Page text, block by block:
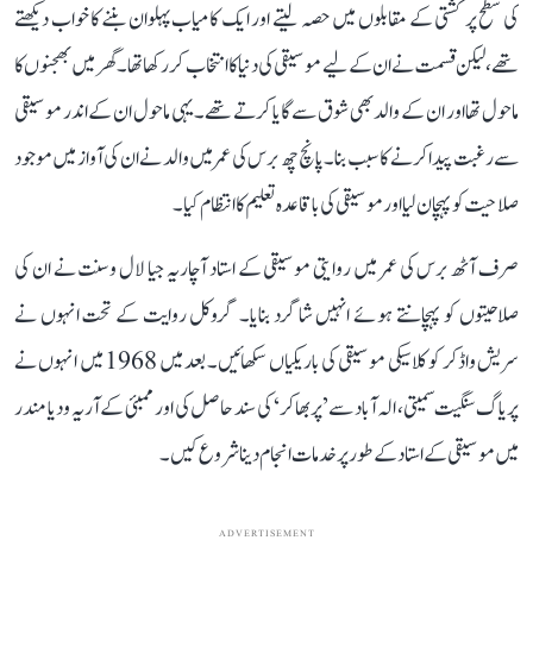
کی سطح پر کشتی کے مقابلوں میں حصہ لیتے اور ایک کامیاب پہلوان بننے کا خواب دیکھتے
تھے، لیکن قسمت نے ان کے لیے موسیقی کی دنیا کا انتخاب کر رکھا تھا۔ گھر میں بھجنوں کا
ماحول تھا اور ان کے والد بھی شوق سے گایا کرتے تھے۔ یہی ماحول ان کے اندر موسیقی
سے رغبت پیدا کرنے کا سبب بنا۔ پانچ چھ برس کی عمر میں والد نے ان کی آواز میں موجود
صلاحیت کو پہچان لیا اور موسیقی کی باقاعدہ تعلیم کا انتظام کیا۔
صرف آٹھ برس کی عمر میں روایتی موسیقی کے استاد آچاریہ جیا لال وسنت نے ان کی
صلاحیتوں کو پہچانتے ہوئے انہیں شاگرد بنایا۔ گروکل روایت کے تحت انہوں نے
سریش واڈکر کو کلاسیکی موسیقی کی باریکیاں سکھائیں۔ بعد میں 1968 میں انہوں نے
پریاگ سنگیت سمیتی، الہ آباد سے ’پربھاکر‘ کی سند حاصل کی اور ممبئی کے آریہ ودیا مندر
میں موسیقی کے استاد کے طور پر خدمات انجام دینا شروع کیں۔
ADVERTISEMENT